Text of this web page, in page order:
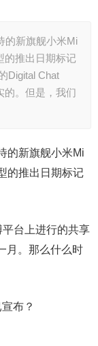
的新旗舰小米Mi
的推出日期标记
Digital Chat
的。但是，我们
的新旗舰小米Mi
的推出日期标记
台上进行的共享
月。那么什么时